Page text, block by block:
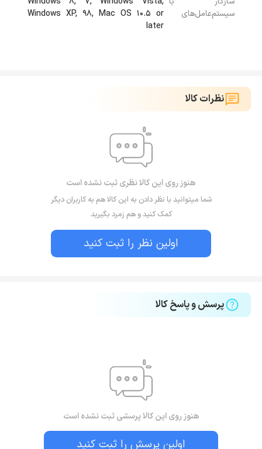
سیستم‌عامل‌های
Windows XP, 98, Mac OS 10.5 or
later
نظرات کالا
هنوز روی این کالا نظری ثبت نشده است
شما میتوانید با نظر دادن به این کالا هم به کاربران دیگر
کمک کنید و هم زمرد بگیرید
اولین نظر را ثبت کنید
پرسش و پاسخ کالا
هنوز روی این کالا پرسشی ثبت نشده است
اولین پرسش را ثبت کنید